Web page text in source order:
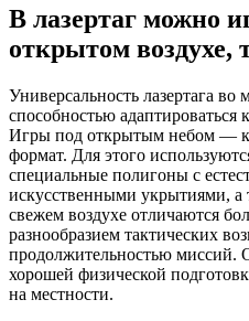
В лазертаг можно
открытом воздухе,
Универсальность лазертага во
способностью
Игры под открытым небом —
формат. Для этого
специальные полигоны с
искусственными укрытиями,
свежем воздухе отличаются
разнообразием тактических
продолжительностью миссий.
хорошей физической
на местности.